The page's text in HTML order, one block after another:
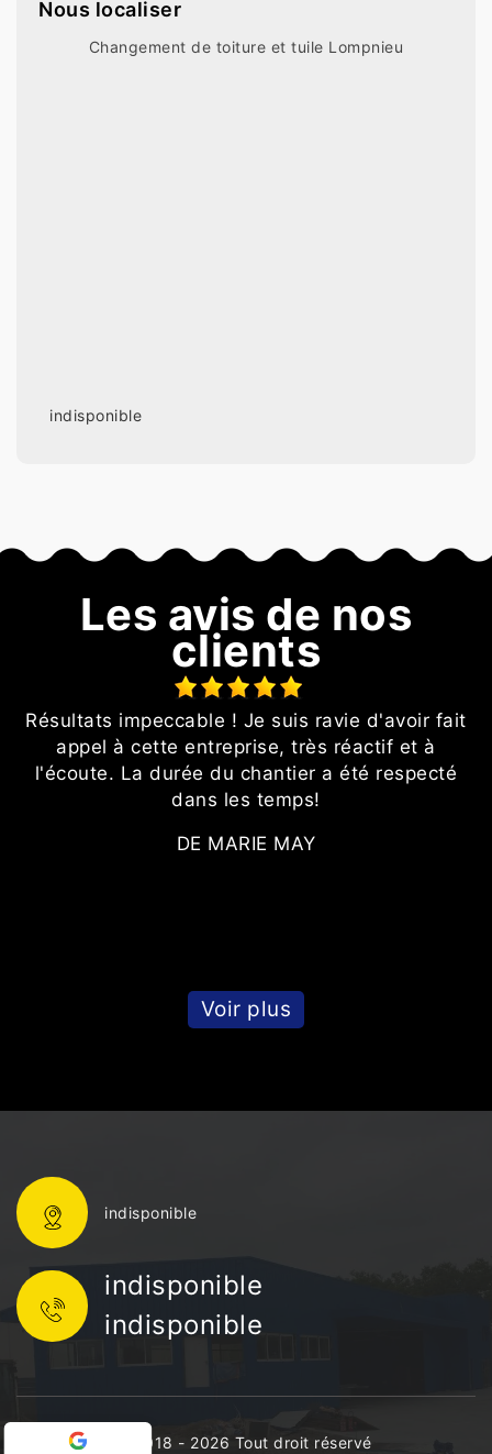
Nous localiser
Changement de toiture et tuile Lompnieu
indisponible
Les avis de nos
clients
Résultats impeccable ! Je suis ravie d'avoir fait
appel à cette entreprise, très réactif et à
l'écoute. La durée du chantier a été respecté
dans les temps!
DE MARIE MAY
Voir plus
indisponible
indisponible
indisponible
©2018 - 2026 Tout droit réservé